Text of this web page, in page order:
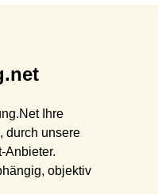
Ihre
durch unsere
Anbieter.
objektiv